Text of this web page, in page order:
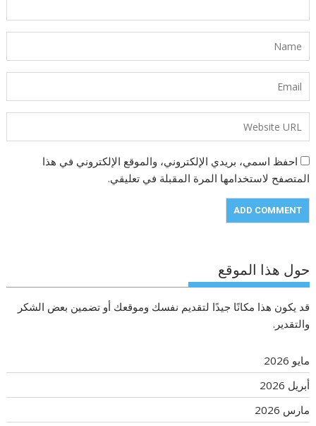
احفظ اسمي، بريدي الإلكتروني، والموقع الإلكتروني في هذا
المتصفح لاستخدامها المرة المقبلة في تعليقي.
حول هذا الموقع
قد يكون هذا مكانًا جيدًا لتقديم نفسك وموقعك أو تضمين بعض الشكر
والتقدير.
مايو 2026
أبريل 2026
مارس 2026